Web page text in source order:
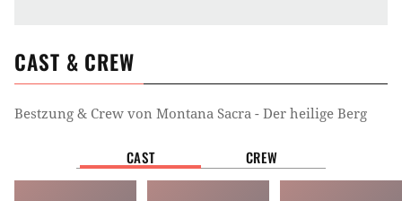
CAST & CREW
Bestzung & Crew von Montana Sacra - Der heilige Berg
CAST CREW